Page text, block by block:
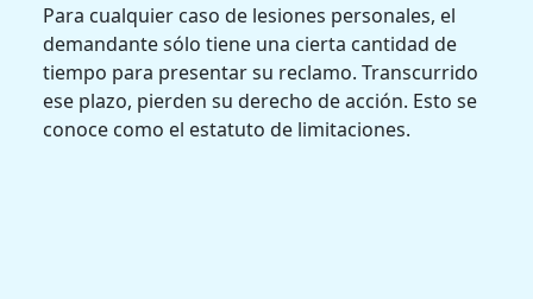
Para cualquier caso de lesiones personales, el
demandante sólo tiene una cierta cantidad de
tiempo para presentar su reclamo. Transcurrido
ese plazo, pierden su derecho de acción. Esto se
conoce como el estatuto de limitaciones.